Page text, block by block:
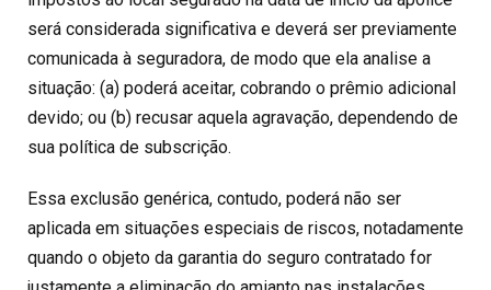
será considerada significativa e deverá ser previamente
comunicada à seguradora, de modo que ela analise a
situação: (a) poderá aceitar, cobrando o prêmio adicional
devido; ou (b) recusar aquela agravação, dependendo de
sua política de subscrição.
Essa exclusão genérica, contudo, poderá não ser
aplicada em situações especiais de riscos, notadamente
quando o objeto da garantia do seguro contratado for